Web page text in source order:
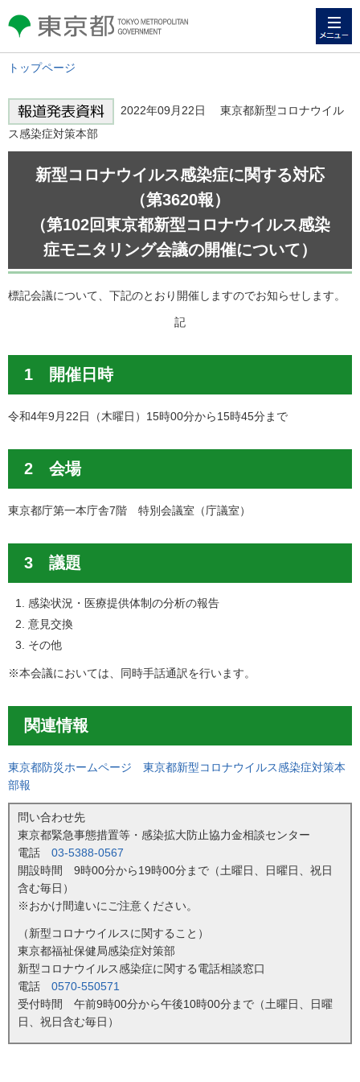
東京都 TOKYO METROPOLITAN
GOVERNMENT
トップページ
2022年09月22日 東京都新型コロナウイル
ス感染症対策本部
新型コロナウイルス感染症に関する対応
（第3620報）
（第102回東京都新型コロナウイルス感染
症モニタリング会議の開催について）
標記会議について、下記のとおり開催しますのでお知らせします。
記
1 開催日時
令和4年9月22日（木曜日）15時00分から15時45分まで
2 会場
東京都庁第一本庁舎7階 特別会議室（庁議室）
3 議題
感染状況・医療提供体制の分析の報告
意見交換
その他
※本会議においては、同時手話通訳を行います。
関連情報
東京都防災ホームページ 東京都新型コロナウイルス感染症対策本
部報
問い合わせ先
東京都緊急事態措置等・感染拡大防止協力金相談センター
電話 03-5388-0567
開設時間 9時00分から19時00分まで（土曜日、日曜日、祝日
含む毎日）
※おかけ間違いにご注意ください。
（新型コロナウイルスに関すること）
東京都福祉保健局感染症対策部
新型コロナウイルス感染症に関する電話相談窓口
電話 0570-550571
受付時間 午前9時00分から午後10時00分まで（土曜日、日曜
日、祝日含む毎日）